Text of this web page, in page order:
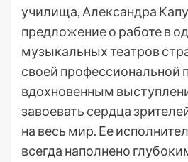
училища, Александра
предложение о работе в
музыкальных театров
своей профессиональной
вдохновенным
завоевать сердца
на весь мир. Ее
всегда наполнено